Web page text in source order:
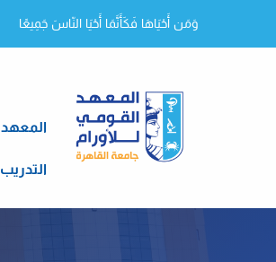
وَمَن أَحْيَاهَا فَكَأَنَّمَا أَحْيَا النّاسَ جَمِيعًا
المعهد
التدريب